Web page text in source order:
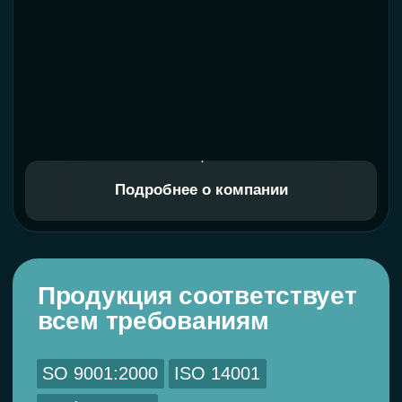
Также вам могут подойти
Не уверены, подойдет